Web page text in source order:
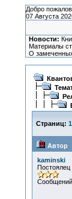
Добро
07 Августа
Новости:
Материалы
О
Страниц: 1
Автор
kaminski
Постоялец